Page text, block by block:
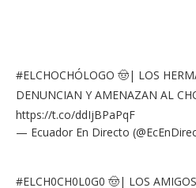
#ELCHOCHÓLOGO 🤠| LOS
DENUNCIAN Y AMENAZAN AL
https://t.co/ddIjBPaPqF
— Ecuador En Directo
#ELCH0CH0L0G0 🤠| LOS